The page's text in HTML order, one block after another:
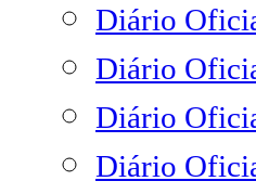
Diário
Diário
Diário
Diário